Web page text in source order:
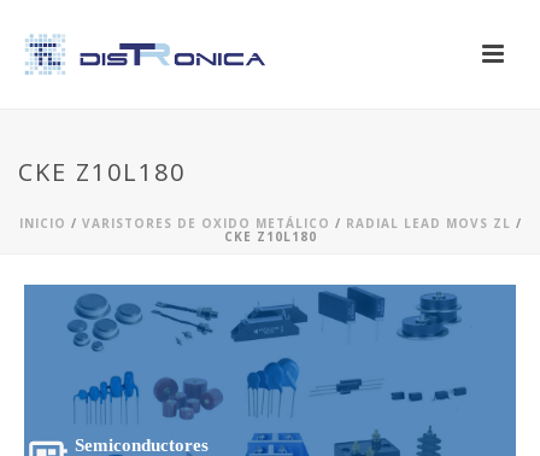
CKE Z10L180
INICIO / VARISTORES DE OXIDO METÁLICO / RADIAL LEAD MOVS ZL /
CKE Z10L180
Semiconductores